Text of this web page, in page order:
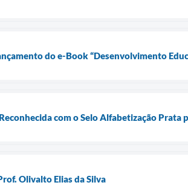
do e-Book “Desenvolvimento
com o Selo Alfabetização Prata
Olivalto Elias da Silva